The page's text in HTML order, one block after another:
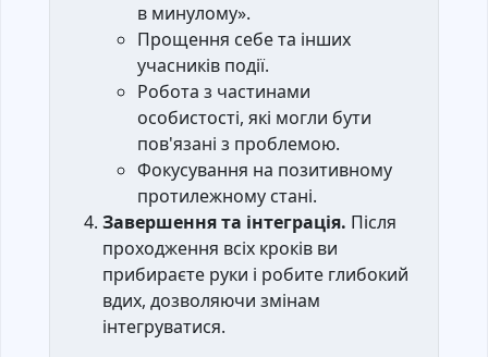
в минулому».
Прощення себе та інших
учасників події.
Робота з частинами
особистості, які могли бути
пов'язані з проблемою.
Фокусування на позитивному
протилежному стані.
Завершення та інтеграція. Після
проходження всіх кроків ви
прибираєте руки і робите глибокий
вдих, дозволяючи змінам
інтегруватися.